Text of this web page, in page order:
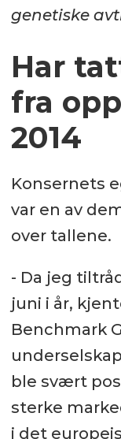
genetiske
Har
fra
2014
Konsernets
var en av
over tallene.
- Da jeg
juni i år,
Benchmark
ble svært
sterke
i det